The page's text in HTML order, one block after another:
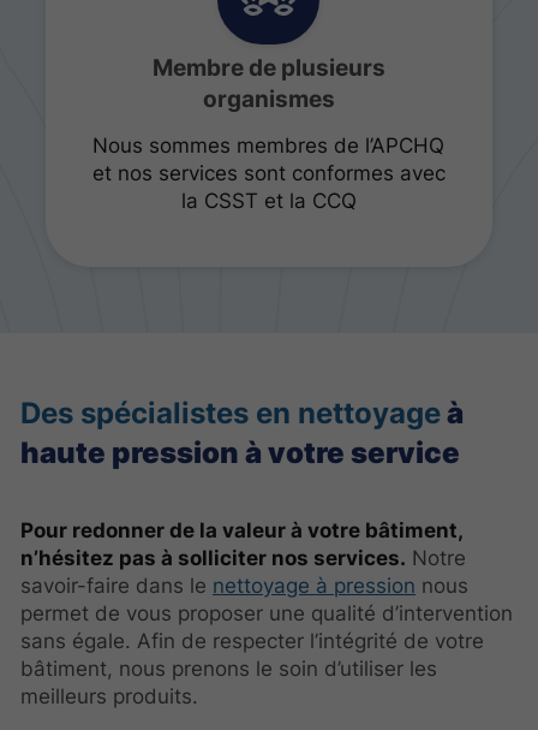
Membre de plusieurs
organismes
Nous sommes membres de l’APCHQ
et nos services sont conformes avec
la CSST et la CCQ
Des spécialistes en nettoyageà
haute pression à votre service
Pour redonner de la valeur à votre bâtiment,
n’hésitez pas à solliciter nos services. Notre
savoir-faire dans le nettoyage à pression nous
permet de vous proposer une qualité d’intervention
sans égale. Afin de respecter l’intégrité de votre
bâtiment, nous prenons le soin d’utiliser les
meilleurs produits.